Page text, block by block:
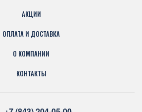
АКЦИИ
ОПЛАТА И ДОСТАВКА
О КОМПАНИИ
КОНТАКТЫ